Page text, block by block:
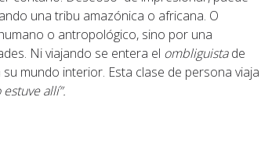
una tribu amazónica o africana. O
o antropológico, sino por una
Ni viajando se entera el ombliguistade
mundo interior. Esta clase de persona viaja
estuve allí”.